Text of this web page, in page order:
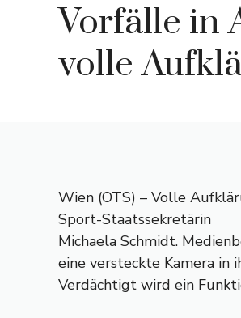
Vorfälle in
volle
Wien (OTS) – Volle
Sport-Staatssekretärin
Michaela Schmidt.
eine versteckte Kamera in
Verdächtigt wird ein